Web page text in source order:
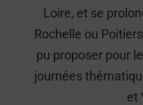
Loire, et se
Rochelle ou
pu proposer pour
journées
et